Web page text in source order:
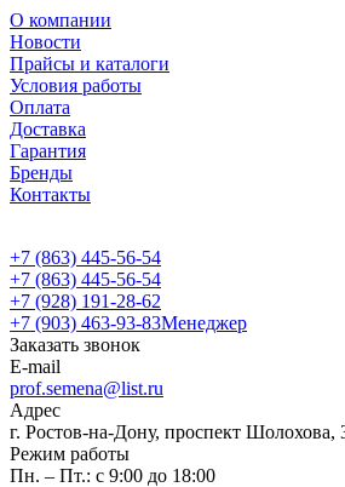
О компании
Новости
Прайсы и каталоги
Условия работы
Оплата
Доставка
Гарантия
Бренды
Контакты
+7 (863) 445-56-54
+7 (863) 445-56-54
+7 (928) 191-28-62
+7 (903) 463-93-83Менеджер
Заказать звонок
E-mail
prof.semena@list.ru
Адрес
г. Ростов-на-Дону, проспект Шолохова,
Режим работы
Пн. – Пт.: с 9:00 до 18:00